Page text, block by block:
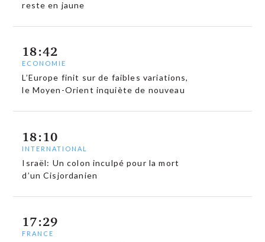
reste en jaune
18:42
ECONOMIE
L’Europe finit sur de faibles variations,
le Moyen-Orient inquiète de nouveau
18:10
INTERNATIONAL
Israël: Un colon inculpé pour la mort
d’un Cisjordanien
17:29
FRANCE